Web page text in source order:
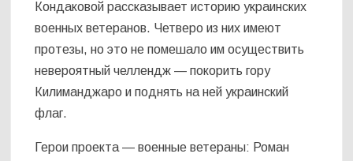
Кондаковой рассказывает историю украинских
военных ветеранов. Четверо из них имеют
протезы, но это не помешало им осуществить
невероятный челлендж — покорить гору
Килиманджаро и поднять на ней украинский
флаг.
Герои проекта — военные ветераны: Роман